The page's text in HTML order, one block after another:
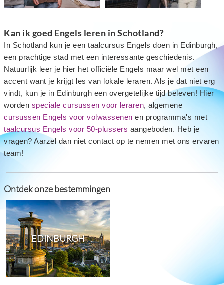
Kan ik goed Engels leren in Schotland?
In Schotland kun je een taalcursus Engels doen in Edinburgh,
een prachtige stad met een interessante geschiedenis.
Natuurlijk leer je hier het officiële Engels maar wel met een
accent want je krijgt les van lokale leraren. Als je dat niet erg
vindt, kun je in Edinburgh een overgetelijke tijd beleven! Hier
worden speciale cursussen voor leraren, algemene
cursussen Engels voor volwassenen en programma's met
taalcursus Engels voor 50-plussers aangeboden. Heb je
vragen? Aarzel dan niet contact op te nemen met ons ervaren
team!
Ontdek onze bestemmingen
EDINBURGH